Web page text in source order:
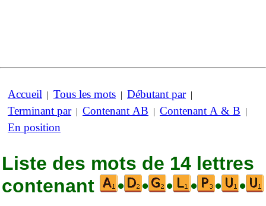
Accueil | Tous les mots | Débutant par|
Terminant par| Contenant AB | Contenant A & B |
En position
Liste des mots de 14 lettres
contenant
• • • • • •